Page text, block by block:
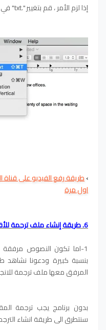
إذا لزم الأمر ، قم بتغيير ".txt" في اسم الملف إلى ". srt" يدويًا.
›طريقة رفع الفيديو على قناة
اول مرة
6. طريقة إنشاء ملف ترجمة للأفلام والفيديوهات
1-اما تكون النصوص
بنسبة كبيرة ودعونا نشاهد
المرفق معها ملف ترجمة
بدون برنامج يجب ترجمة
سنتطرق الى طريقة انشاء